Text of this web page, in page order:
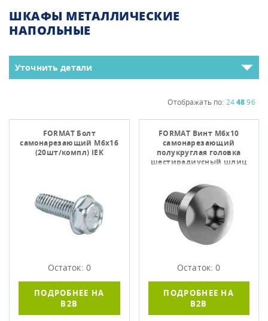
Уточнить детали
ШКАФЫ МЕТАЛЛИЧЕСКИЕ
НАПОЛЬНЫЕ
Отображать по: 2448 96
FORMAT Болт
самонарезающий М6х16
(20шт/компл) IEK
Остаток: 0
ПОДРОБНЕЕ НА
B2B
FORMAT Винт М6х10
самонарезающий
полукруглая головка
шестирадиусный шлиц
Остаток: 0
ПОДРОБНЕЕ НА
B2B